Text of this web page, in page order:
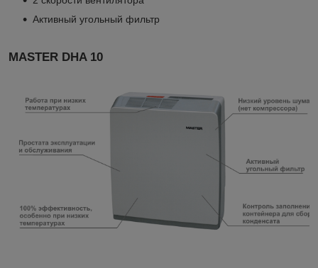
Активный угольный фильтр
MASTER DHA 10